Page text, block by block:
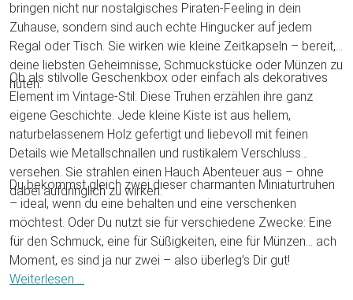
bringen nicht nur nostalgisches Piraten-Feeling in dein
Zuhause, sondern sind auch echte Hingucker auf jedem
Regal oder Tisch. Sie wirken wie kleine Zeitkapseln – bereit,
deine liebsten Geheimnisse, Schmuckstücke oder Münzen zu
hüten.
Ob als stilvolle Geschenkbox oder einfach als dekoratives
Element im Vintage-Stil: Diese Truhen erzählen ihre ganz
eigene Geschichte. Jede kleine Kiste ist aus hellem,
naturbelassenem Holz gefertigt und liebevoll mit feinen
Details wie Metallschnallen und rustikalem Verschluss
versehen. Sie strahlen einen Hauch Abenteuer aus – ohne
dabei aufdringlich zu wirken.
Du bekommst gleich zwei dieser charmanten Miniaturtruhen
– ideal, wenn du eine behalten und eine verschenken
möchtest. Oder Du nutzt sie für verschiedene Zwecke: Eine
für den Schmuck, eine für Süßigkeiten, eine für Münzen... ach
Moment, es sind ja nur zwei – also überleg’s Dir gut!
Weiterlesen ...